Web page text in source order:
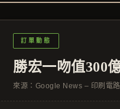
訂單動態
勝宏一吻值300
來源： Google News – 印刷電